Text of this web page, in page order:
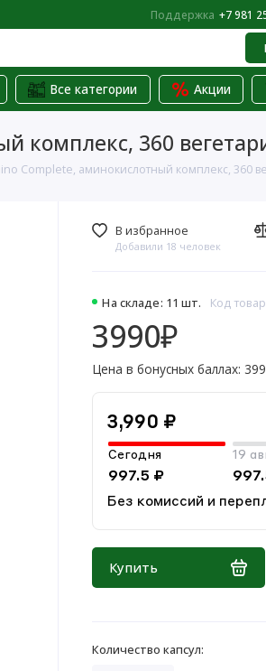
Поддержка +7 981
Все категории Акции
комплекс, 360
Complete, аминокислотный комплекс, 360
На складе: 11 шт. Код
3990₽
Цена в бонусных баллах:
3,990 ₽
Сегодня
997.5 ₽
19
Без комиссий и
Купить
В избранное
Добавили 18 человек
Количество капсул: